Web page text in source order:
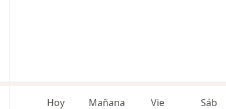
Hoy Mañana Vie Sáb